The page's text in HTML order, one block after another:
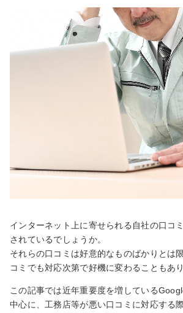
インターネット上に寄せられる自社の口コ
されているでしょうか。
それらの口コミは好意的なものばかりとは
コミでも対応次第で好機に変わることもあ
この記事では近年重要度を増している
中心に、工務店等が悪い口コミに対応する